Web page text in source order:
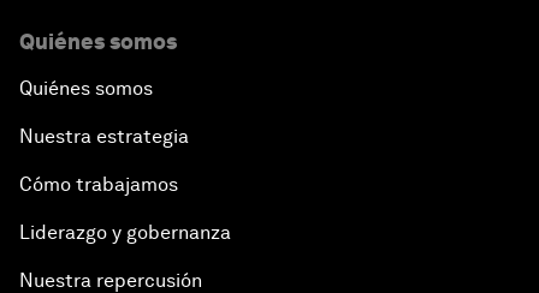
Quiénes somos
Quiénes somos
Nuestra estrategia
Cómo trabajamos
Liderazgo y gobernanza
Nuestra repercusión